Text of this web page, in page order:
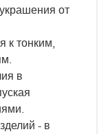
от
к тонким,
в
- в